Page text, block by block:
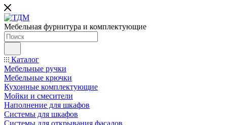
Мебельная фурнитура и комплектующие
Каталог
Мебельные ручки
Мебельные крючки
Кухонные комплектующие
Мойки и смесители
Наполнение для шкафов
Cистемы для шкафов
Системы для открывания фасадов